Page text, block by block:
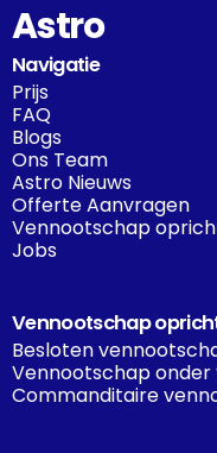
Astro
Navigatie
Prijs
FAQ
Blogs
Ons Team
Astro Nieuws
Offerte Aanvragen
Vennootschap
Jobs
Vennootschap
Besloten
Vennootschap
Commanditaire